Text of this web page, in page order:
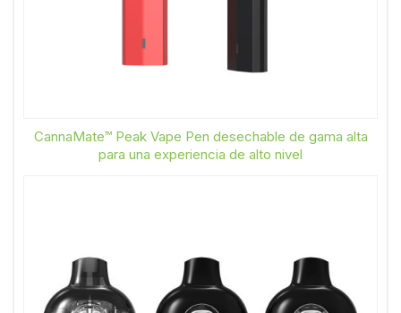
CannaMate™ Peak Vape Pen desechable de gama alta
para una experiencia de alto nivel